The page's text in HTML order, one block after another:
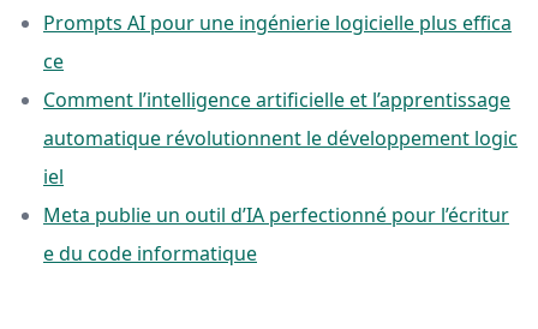
Prompts AI pour une ingénierie logicielle plus effica
ce
Comment l’intelligence artificielle et l’apprentissage
automatique révolutionnent le développement logic
iel
Meta publie un outil d’IA perfectionné pour l’écritur
e du code informatique